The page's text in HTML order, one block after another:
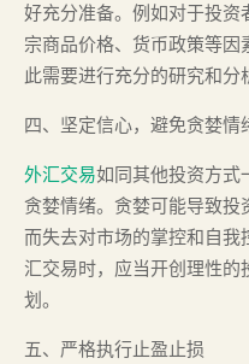
好充分准备。例如对于投资
宗商品价格、货币政策等
此需要进行充分的研究和分
四、坚定信心，避免贪婪情
外汇交易如同其他投资方式
贪婪情绪。贪婪可能导致投
而失去对市场的掌控和自
汇交易时，应当开创理性
划。
五、严格执行止盈止损